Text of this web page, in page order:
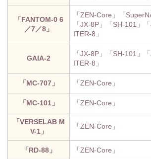
「FANTOM-0 6
／7／8」
「ZEN-Core」「
「JX-8P」「SH-101」
ITER-8」
GAIA-2
「JX-8P」「SH-101」
ITER-8」
「MC-707」 「ZEN-Core」
「MC-101」 「ZEN-Core」
「VERSELAB M
V-1」
「ZEN-Core」
「RD-88」 「ZEN-Core」